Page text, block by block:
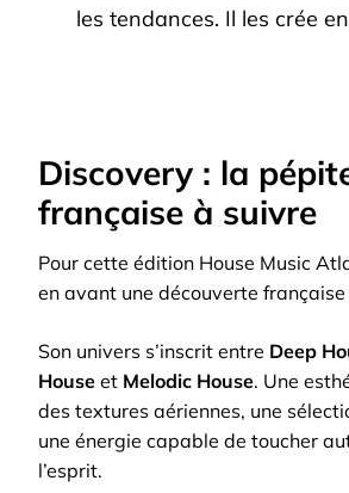
les tendances. Il les crée
Discovery : la
française à suivre
Pour cette édition House Music
en avant une découverte française
Son univers s’inscrit entre Deep
House et Melodic House. Une
des textures aériennes, une
une énergie capable de toucher
l’esprit.